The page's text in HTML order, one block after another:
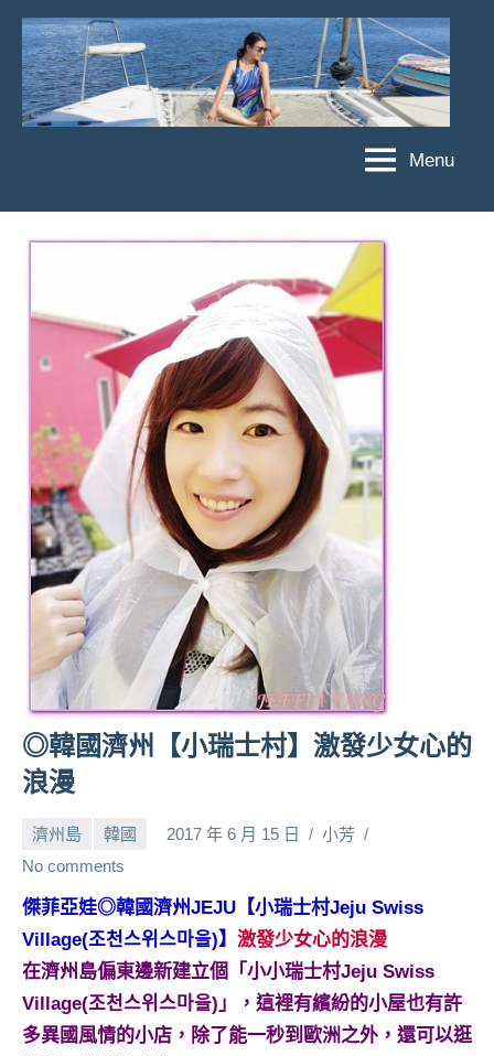
Skip
content
菲
亞
JEFFIA
FANG
團、
旅
遊、
達
人
帶
路、
旅
目
賓、
News
金
號
節
班
底、
外
景
目
Menu
◎韓國濟州【小瑞士村】激發少女心的
浪漫
濟州島 韓國 2017 年 6 月 15 日
小芳
No comments
傑菲亞娃◎韓國濟州JEJU【小瑞士村Jeju Swiss
Village(조천스위스마을)】 激發少女心的浪漫
在濟州島偏東邊新建立個「小小瑞士村Jeju Swiss
Village(조천스위스마을)」，這裡有繽紛的小屋也有許
多異國風情的小店，除了能一秒到歐洲之外，還可以逛